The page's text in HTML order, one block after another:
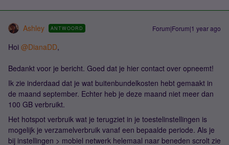
Ashley ANTWOORD Forum|Forum|1 year ago
Hoi @DianaDD,
Bedankt voor je bericht. Goed dat je hier contact over opneemt!
Ik zie inderdaad dat je wat buitenbundelkosten hebt gemaakt in
de maand september. Echter heb je deze maand niet meer dan
100 GB verbruikt.
Het hotspot verbruik wat je terugziet in je toestelinstellingen is
mogelijk je verzamelverbruik vanaf een bepaalde periode. Als je
bij instellingen > mobiel netwerk helemaal naar beneden scrolt zie